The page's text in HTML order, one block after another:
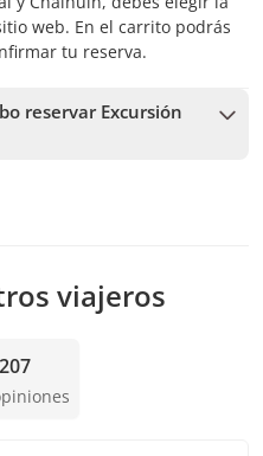
web. En el carrito podrás
tu reserva.
reservar Excursión
viajeros